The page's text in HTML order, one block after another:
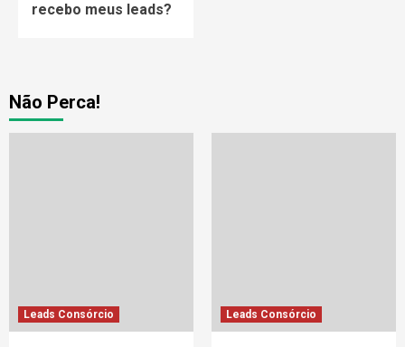
recebo meus leads?
Não Perca!
Leads Consórcio Leads Consórcio